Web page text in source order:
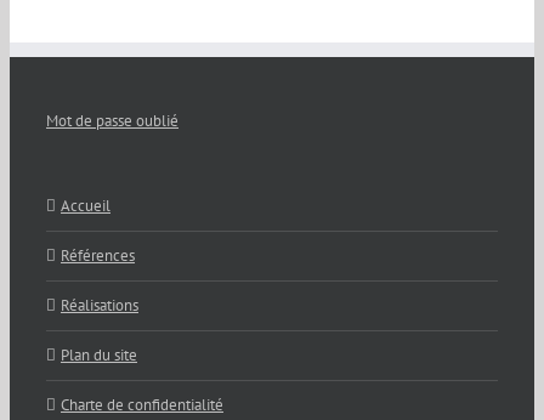
Mot de passe oublié
Accueil
Références
Réalisations
Plan du site
Charte de confidentialité